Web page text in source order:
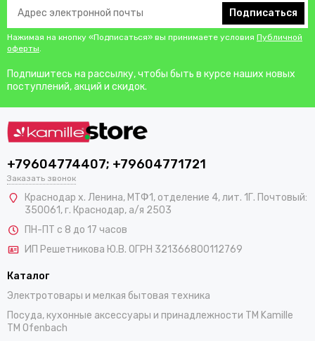
Подписаться
Нажимая на кнопку «Подписаться» вы принимаете условия Публичной
оферты.
Подпишитесь на рассылку, чтобы быть в курсе наших новых
поступлений, акций и скидок.
+79604774407; +79604771721
Заказать звонок
Краснодар х. Ленина, МТФ1, отделение 4, лит. 1Г. Почтовый:
350061, г. Краснодар, а/я 2503
ПН-ПТ с 8 до 17 часов
ИП Решетникова Ю.В. ОГРН 321366800112769
Каталог
Электротовары и мелкая бытовая техника
Посуда, кухонные аксессуары и принадлежности TM Kamille
TM Ofenbach